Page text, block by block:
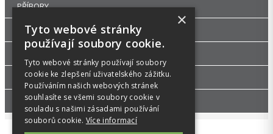
PŘÍBORY
RUKAVICE A OCHRANNÉ PRACOVNÍ POMŮCKY
UHLÍ DŘEVĚNÉ GASTRO A HOŘLAVÉ PASTY
DEKORACE A PÁRTY POTŘEBY
GASTRO ZAŘÍZENÍ
×
Tyto webové stránky
používají soubory cookie.
Tyto webové stránky používají soubory
cookie ke zlepšení uživatelského zážitku.
Používáním našich webových stránek
souhlasíte se všemi soubory cookie v
souladu s našimi zásadami používání
souborů cookie. Více informací